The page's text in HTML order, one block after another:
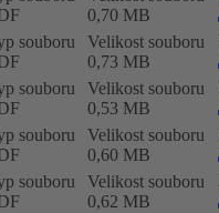
0,70 MB
souboru
Velikost souboru
0,73 MB
souboru
Velikost souboru
0,53 MB
souboru
Velikost souboru
0,60 MB
souboru
Velikost souboru
0,62 MB